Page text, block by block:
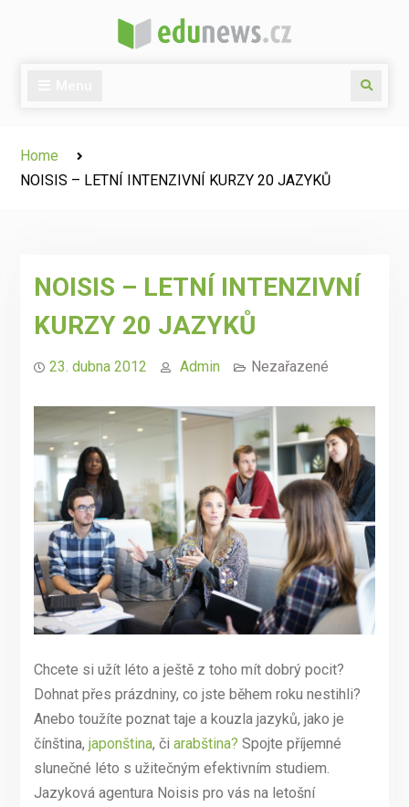
Search
Home
NOISIS – LETNÍ INTENZIVNÍ KURZY 20 JAZYKŮ
NOISIS – LETNÍ INTENZIVNÍ
KURZY 20 JAZYKŮ
23. dubna 2012 Admin Nezařazené
Chcete si užít léto a ještě z toho mít dobrý pocit?
Dohnat přes prázdniny, co jste během roku nestihli?
Anebo toužíte poznat taje a kouzla jazyků, jako je
čínština, japonština, či arabština? Spojte příjemné
slunečné léto s užitečným efektivním studiem.
Jazyková agentura Noisis pro vás na letošní